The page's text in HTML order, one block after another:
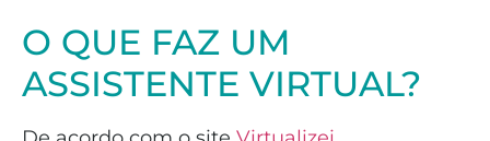
O QUE FAZ UM
ASSISTENTE VIRTUAL?